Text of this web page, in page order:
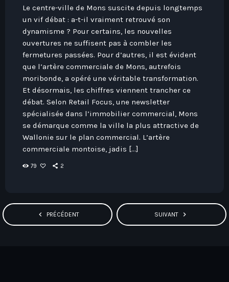
Le centre-ville de Mons suscite depuis longtemps
un vif débat : a-t-il vraiment retrouvé son
dynamisme ? Pour certains, les nouvelles
ouvertures ne suffisent pas à combler les
fermetures passées. Pour d’autres, il est évident
que l’artère commerciale de Mons, autrefois
moribonde, a opéré une véritable transformation.
Et désormais, les chiffres viennent trancher ce
débat. Selon Retail Focus, une newsletter
spécialisée dans l’immobilier commercial, Mons
se démarque comme la ville la plus attractive de
Wallonie sur le plan commercial. L’artère
commerciale montoise, jadis […]
79 2
navigate_before PRÉCÉDENT SUIVANT navigate_next